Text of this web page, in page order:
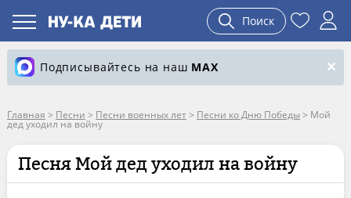
Поиск
Подписывайтесь на наш MAX
Главная > Песни > Песни военных лет> Песни ко Дню Победы > Мой
дед уходил на войну
Песня Мой дед уходил на войну